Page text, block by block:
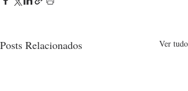
Posts Relacionados Ver tudo